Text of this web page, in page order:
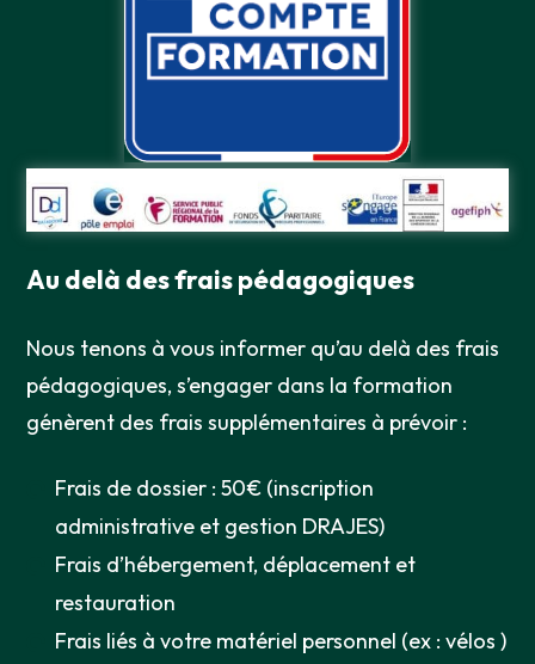
Au delà des frais pédagogiques
Nous tenons à vous informer qu’au delà des frais
pédagogiques, s’engager dans la formation
génèrent des frais supplémentaires à prévoir :
Frais de dossier : 50€ (inscription
administrative et gestion DRAJES)
Frais d’hébergement, déplacement et
restauration
Frais liés à votre matériel personnel (ex : vélos )